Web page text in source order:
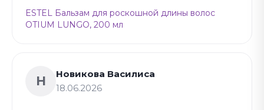
ESTEL Бальзам для роскошной длины волос
OTIUM LUNGO, 200 мл
Н
Новикова Василиса
18.06.2026